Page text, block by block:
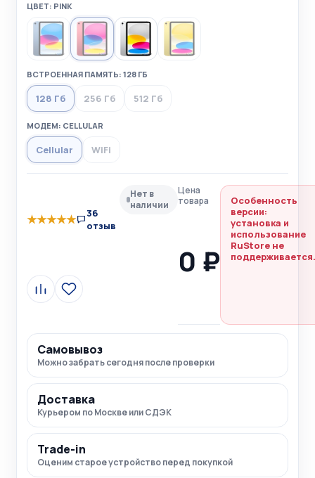
ЦВЕТ: PINK
ВСТРОЕННАЯ ПАМЯТЬ: 128 ГБ
128 Гб 256 Гб 512 Гб
МОДЕМ: CELLULAR
Cellular WiFi
★★★★★
36
отзыв
Сравнить
В
избранное
Нет в
наличии
Цена
товара
0 ₽
Особенность
версии:
установка и
использование
RuStore не
поддерживается.
Самовывоз
Можно забрать сегодня после проверки
Доставка
Курьером по Москве или СДЭК
Trade-in
Оценим старое устройство перед покупкой